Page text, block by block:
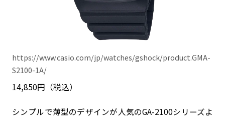
https://www.casio.com/jp/watches/gshock/product.GMA-
S2100-1A/
14,850円（税込）
シンプルで薄型のデザインが人気のGA-2100シリーズよ